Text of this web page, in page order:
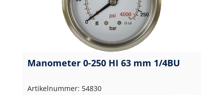
Manometer 0-250 HI 63 mm 1/4BU
Artikelnummer: 54830